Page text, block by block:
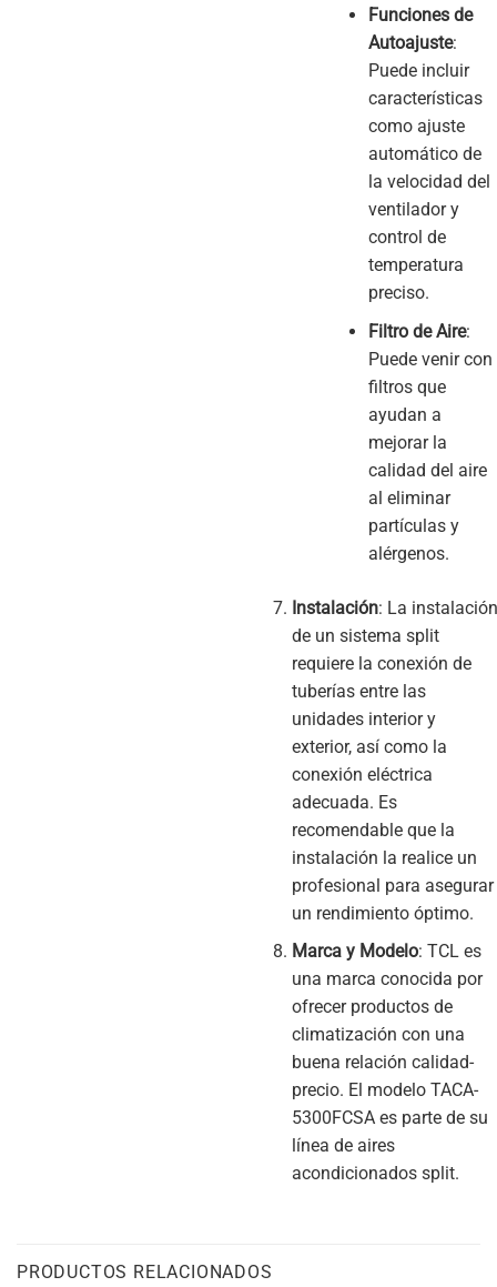
Funciones de
Autoajuste:
Puede incluir
características
como ajuste
automático de
la velocidad del
ventilador y
control de
temperatura
preciso.
Filtro de Aire:
Puede venir con
filtros que
ayudan a
mejorar la
calidad del aire
al eliminar
partículas y
alérgenos.
Instalación: La instalación
de un sistema split
requiere la conexión de
tuberías entre las
unidades interior y
exterior, así como la
conexión eléctrica
adecuada. Es
recomendable que la
instalación la realice un
profesional para asegurar
un rendimiento óptimo.
Marca y Modelo: TCL es
una marca conocida por
ofrecer productos de
climatización con una
buena relación calidad-
precio. El modelo TACA-
5300FCSA es parte de su
línea de aires
acondicionados split.
PRODUCTOS RELACIONADOS